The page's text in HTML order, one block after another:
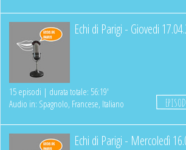
Echi di Parigi - Giovedi
15 episodi | durata totale: 56:19'
Audio in: Spagnolo, Francese, Italiano
Echi di Parigi - Mercoledì